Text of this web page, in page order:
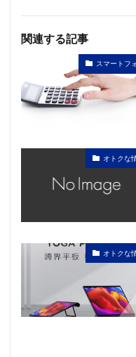
関連する記事
スマートフ
オトクな
オトクな